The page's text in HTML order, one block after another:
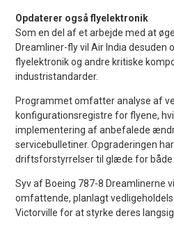
Opdaterer også flyelektronik
Som en del af et arbejde med at
Dreamliner-fly vil Air India desuden
flyelektronik og andre kritiske
industristandarder.
Programmet omfatter analyse af
konfigurationsregistre for flyene,
implementering af anbefalede
servicebulletiner. Opgraderingen
driftsforstyrrelser til glæde for både
Syv af Boeing 787-8 Dreamlinerne
omfattende, planlagt
Victorville for at styrke deres